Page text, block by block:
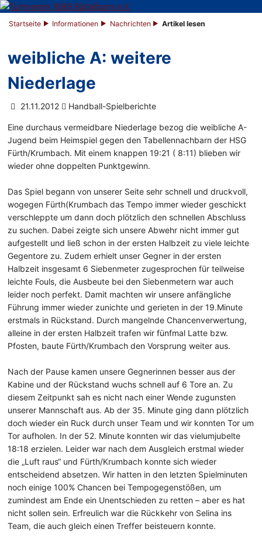
Startseite Informationen Nachrichten Artikel lesen
weibliche A: weitere
Niederlage
21.11.2012 Handball-Spielberichte
Eine durchaus vermeidbare Niederlage bezog die weibliche A-
Jugend beim Heimspiel gegen den Tabellennachbarn der HSG
Fürth/Krumbach. Mit einem knappen 19:21 ( 8:11) blieben wir
wieder ohne doppelten Punktgewinn.
Das Spiel begann von unserer Seite sehr schnell und druckvoll,
wogegen Fürth(Krumbach das Tempo immer wieder geschickt
verschleppte um dann doch plötzlich den schnellen Abschluss
zu suchen. Dabei zeigte sich unsere Abwehr nicht immer gut
aufgestellt und ließ schon in der ersten Halbzeit zu viele leichte
Gegentore zu. Zudem erhielt unser Gegner in der ersten
Halbzeit insgesamt 6 Siebenmeter zugesprochen für teilweise
leichte Fouls, die Ausbeute bei den Siebenmetern war auch
leider noch perfekt. Damit machten wir unsere anfängliche
Führung immer wieder zunichte und gerieten in der 19.Minute
erstmals in Rückstand. Durch mangelnde Chancenverwertung,
alleine in der ersten Halbzeit trafen wir fünfmal Latte bzw.
Pfosten, baute Fürth/Krumbach den Vorsprung weiter aus.
Nach der Pause kamen unsere Gegnerinnen besser aus der
Kabine und der Rückstand wuchs schnell auf 6 Tore an. Zu
diesem Zeitpunkt sah es nicht nach einer Wende zugunsten
unserer Mannschaft aus. Ab der 35. Minute ging dann plötzlich
doch wieder ein Ruck durch unser Team und wir konnten Tor um
Tor aufholen. In der 52. Minute konnten wir das vielumjubelte
18:18 erzielen. Leider war nach dem Ausgleich erstmal wieder
die „Luft raus“ und Fürth/Krumbach konnte sich wieder
entscheidend absetzen. Wir hatten in den letzten Spielminuten
noch einige 100% Chancen bei Tempogegenstößen, um
zumindest am Ende ein Unentschieden zu retten – aber es hat
nicht sollen sein. Erfreulich war die Rückkehr von Selina ins
Team, die auch gleich einen Treffer beisteuern konnte.